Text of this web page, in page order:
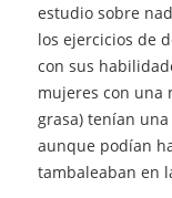
estudio sobre
los ejercicios de
con sus
mujeres con una
grasa) tenían
aunque podían
tambaleaban en